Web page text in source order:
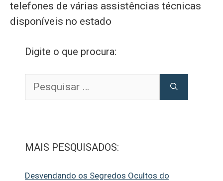
telefones de várias assistências técnicas
disponíveis no estado
Digite o que procura:
por:
MAIS PESQUISADOS:
Desvendando os Segredos Ocultos do